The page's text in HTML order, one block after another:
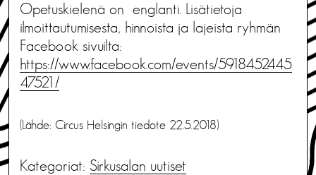
Opetuskielenä on englanti. Lisätietoja
ilmoittautumisesta, hinnoista ja lajeista ryhmän
Facebook sivuilta:
https://www.facebook.com/events/5918452445
47521/
(Lähde: Circus Helsingin tiedote 22.5.2018)
Kategoriat: Sirkusalan uutiset